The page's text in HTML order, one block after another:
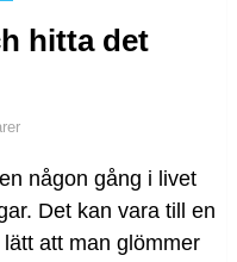
hitta det
någon gång i livet
Det kan vara till en
att man glömmer